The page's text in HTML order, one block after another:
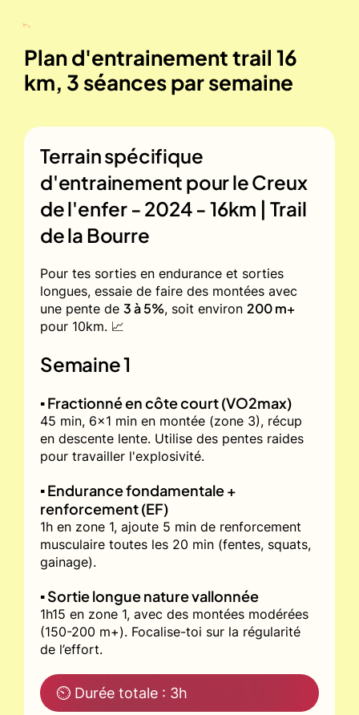
Plan d'entrainement trail 16
km, 3 séances par semaine
Terrain spécifique
d'entrainement pour leCreux
de l'enfer - 2024 - 16km | Trail
de la Bourre
Pour tes sorties en endurance et sorties
longues, essaie de faire des montées avec
une pente de 3 à 5%, soit environ 200 m+
pour 10km. 📈
Semaine 1
▪️ Fractionné en côte court (VO2max)
45 min, 6x1 min en montée (zone 3), récup
en descente lente. Utilise des pentes raides
pour travailler l'explosivité.
▪️ Endurance fondamentale +
renforcement (EF)
1h en zone 1, ajoute 5 min de renforcement
musculaire toutes les 20 min (fentes, squats,
gainage).
▪️ Sortie longue nature vallonnée
1h15 en zone 1, avec des montées modérées
(150-200 m+). Focalise-toi sur la régularité
de l’effort.
⏲ Durée totale : 3h